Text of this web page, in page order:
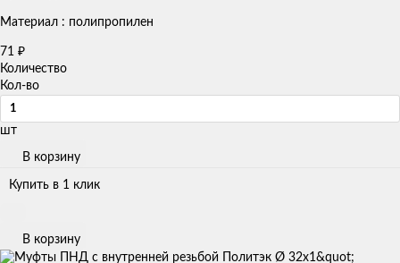
Материал : полипропилен
71 ₽
Количество
Кол-во
шт
В корзину
Купить в 1 клик
В корзину